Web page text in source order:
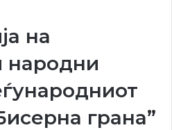
на
народни
грана”